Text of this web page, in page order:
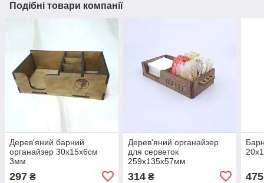
Подібні товари компанії
Дерев'яний барний
органайзер 30х15х6см
3мм
297 ₴
Дерев'яний органайзер
для серветок
259х135х57мм
314₴ 475